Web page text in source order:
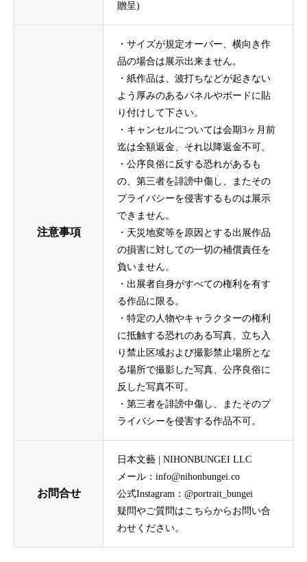
贈呈)
注意事項
・サイズが規定オーバー、横向き作
品の場合は展示出来ません。
・紙作品は、波打ちなどが起きない
よう厚みのあるパネルやボードに貼
り付けして下さい。
・キャンセルについては会期3ヶ月前
迄は全額返金、それ以降返金不可。
・公序良俗に反する恐れがあるも
の、第三者を誹謗中傷し、またその
プライバシーを侵害するものは展示
できません。
・天災地変等を原因とする出展作品
の損害に対しての一切の補償責任を
負いません。
・出展者自身がすべての権利を有す
る作品に限る。
・特定の人物やキャラクターの権利
に抵触する恐れのある写真、立ち入
り禁止区域および撮影禁止場所とな
る場所で撮影した写真、公序良俗に
反した写真不可。
・第三者を誹謗中傷し、またそのプ
ライバシーを侵害する作品不可。
お問合せ
日本文藝 | NIHONBUNGEI LLC
メール：info@nihonbungei.co
公式Instagram：@portrait_bungei
疑問やご質問はこちらからお問い合
わせください。